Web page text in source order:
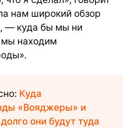
нам широкий обзор
— куда бы мы ни
мы находим
Куда
«Вояджеры» и
они будут туда